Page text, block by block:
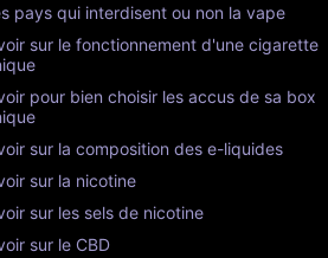
pays qui interdisent ou non la vape
sur le fonctionnement d'une cigarette
pour bien choisir les accus de sa box
sur la composition des e-liquides
sur la nicotine
sur les sels de nicotine
sur le CBD